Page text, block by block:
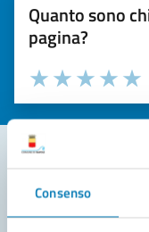
Consenso
Quanto sono
pagina?
Valuta la chiarezza
Seleziona il
Valuta
Valuta 3
Valuta 2 stelle
Valuta 1 stelle su 5
Contatta il